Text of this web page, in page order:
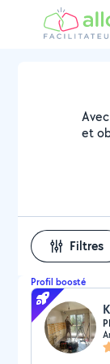
et
Filtres
Profil boosté